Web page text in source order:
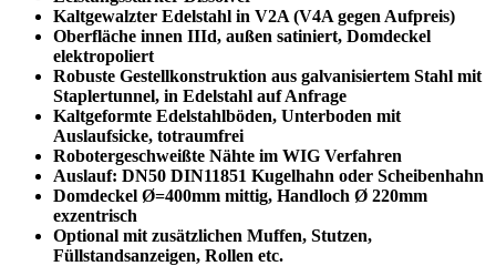
Kaltgewalzter Edelstahl in V2A (V4A gegen Aufpreis)
Oberfläche innen IIId, außen satiniert, Domdeckel
elektropoliert
Robuste Gestellkonstruktion aus galvanisiertem Stahl mit
Staplertunnel, in Edelstahl auf Anfrage
Kaltgeformte Edelstahlböden, Unterboden mit
Auslaufsicke, totraumfrei
Robotergeschweißte Nähte im WIG Verfahren
Auslauf: DN50 DIN11851 Kugelhahn oder Scheibenhahn
Domdeckel Ø=400mm mittig, Handloch Ø 220mm
exzentrisch
Optional mit zusätzlichen Muffen, Stutzen,
Füllstandsanzeigen, Rollen etc.